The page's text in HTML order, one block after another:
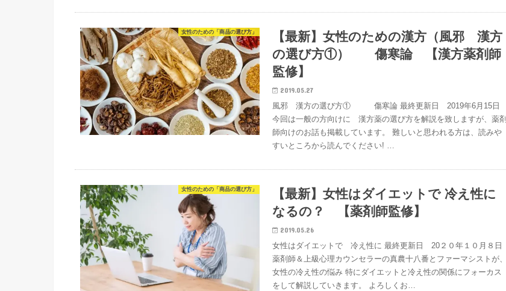
女性のための「商品の選び方」
【最新】女性のための漢方（風邪 漢方
の選び方①） 傷寒論 【漢方薬剤師
監修】
2019.05.27
風邪 漢方の選び方① 傷寒論 最終更新日 2019年6月15日
今回は一般の方向けに 漢方薬の選び方を解説を致しますが、薬剤
師向けのお話も掲載しています。 難しいと思われる方は、読みや
すいところから読んでください! …
女性のための「商品の選び方」
【最新】女性はダイエットで 冷え性に
なるの？ 【薬剤師監修】
2019.05.26
女性はダイエットで 冷え性に 最終更新日 20２０年１０月８日
薬剤師＆上級心理カウンセラーの真農十八番とファーマシストが、
女性の冷え性の悩み 特にダイエットと冷え性の関係にフォーカス
をして解説していきます。 よろしくお…